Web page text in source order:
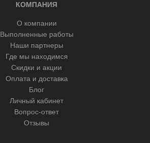
КОМПАНИЯ
О компании
Выполненные работы
Наши партнеры
Где мы находимся
Скидки и акции
Оплата и доставка
Блог
Личный кабинет
Вопрос-ответ
Отзывы